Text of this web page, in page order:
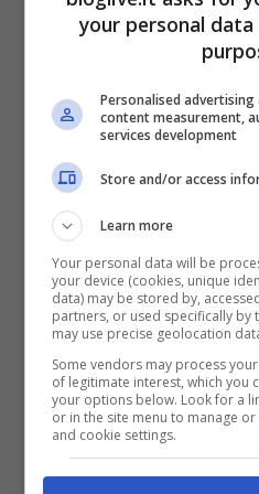
Ieri sera la maggior
sono trovati a
atteggiamenti e del
Dayane Mello.
accusata di star
amicizia con Adua
tutti i costi emergere,
vuol dire sfruttare a
rapporto.Tommaso
mettere in guardia la
your personal
Personalised
content measurement,
services development
Store and/or access
Learn more
Your personal data will be
your device (cookies, unique
data) may be stored by,
partners, or used specifically by
may use precise geolocation
Some vendors may process
of legitimate interest, which you
your options below. Look for a
or in the site menu to manage
and cookie settings.